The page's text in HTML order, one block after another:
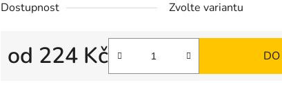
Dostupnost Zvolte variantu
od 224 Kč